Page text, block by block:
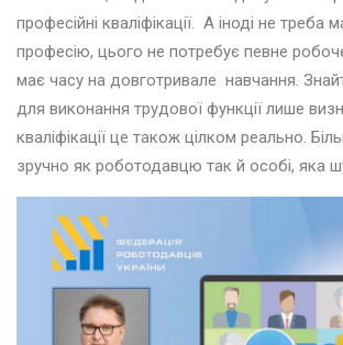
професійні кваліфікації. А іноді не треба
професію, цього не потребує певне
має часу на довготривале навчання.
для виконання трудової функції лише
кваліфікації це також цілком реально.
зручно як роботодавцю так й особі, яка